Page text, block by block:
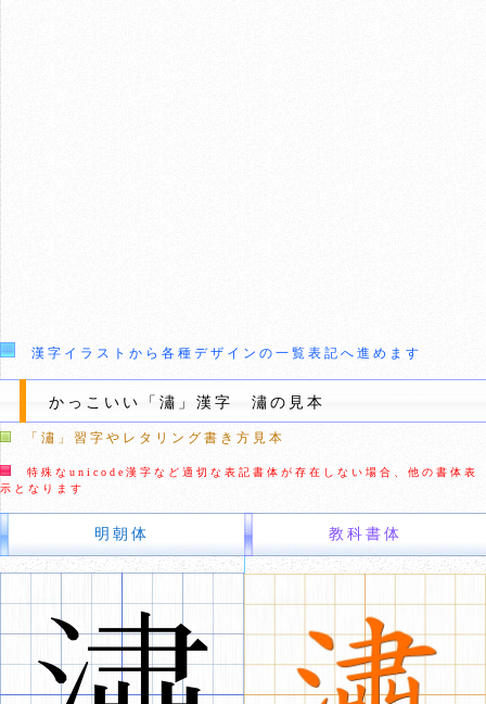
漢字イラストから各種デザインの一覧表記へ進めます
かっこいい「潚」漢字 潚の見本
「潚」習字やレタリング書き方見本
特殊なunicode漢字など適切な表記書体が存在しない場合、他の書体表
示となります
明朝体 教科書体